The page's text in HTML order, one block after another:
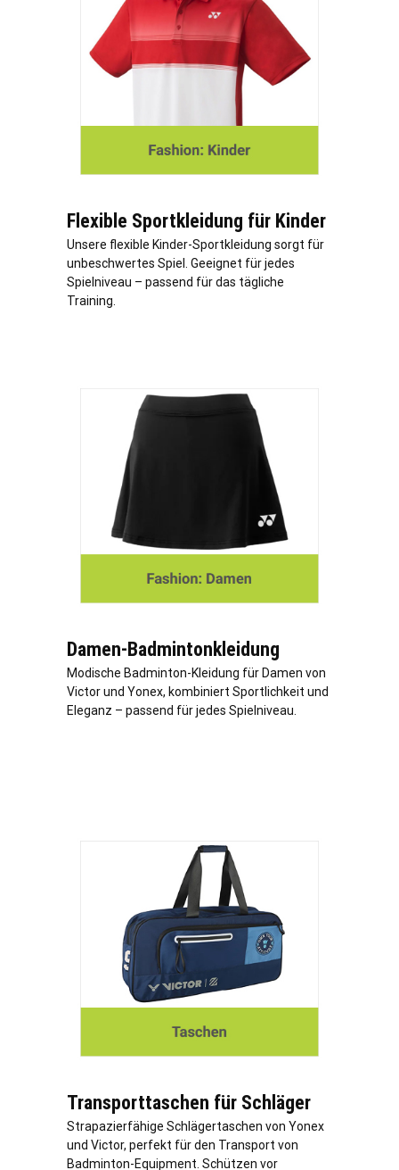
Flexible Sportkleidung für Kinder
Unsere flexible Kinder-Sportkleidung sorgt für
unbeschwertes Spiel. Geeignet für jedes
Spielniveau – passend für das tägliche
Training.
Damen-Badmintonkleidung
Modische Badminton-Kleidung für Damen von
Victor und Yonex, kombiniert Sportlichkeit und
Eleganz – passend für jedes Spielniveau.
Transporttaschen für Schläger
Strapazierfähige Schlägertaschen von Yonex
und Victor, perfekt für den Transport von
Badminton-Equipment. Schützen vor